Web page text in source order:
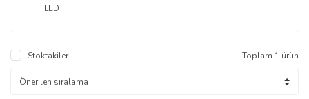
LED
Stoktakiler Toplam 1 ürün